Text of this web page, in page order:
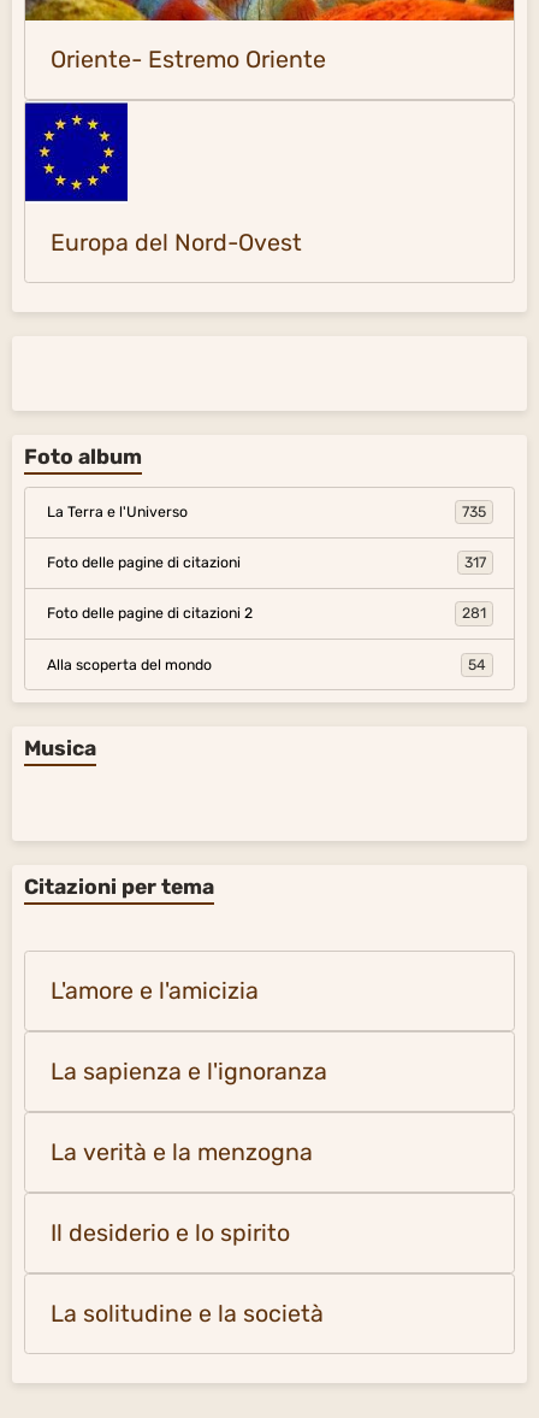
Oriente- Estremo Oriente
Europa del Nord-Ovest
Foto album
La Terra e l'Universo 735
Foto delle pagine di citazioni 317
Foto delle pagine di citazioni 2 281
Alla scoperta del mondo 54
Musica
Citazioni per tema
L'amore e l'amicizia
La sapienza e l'ignoranza
La verità e la menzogna
Il desiderio e lo spirito
La solitudine e la società